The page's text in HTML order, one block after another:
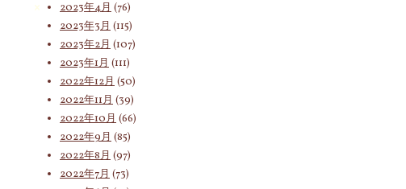
索
2023年4月 (76)
2023年3月 (115)
2023年2月 (107)
2023年1月 (111)
2022年12月 (50)
2022年11月 (39)
2022年10月 (66)
2022年9月 (85)
2022年8月 (97)
2022年7月 (73)